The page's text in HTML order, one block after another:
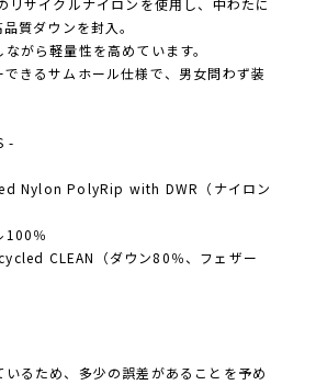
リサイクルナイロンを使用し、中わたに
質ダウンを封入。
がら軽量性を高めています。
きるサムホール仕様で、男女問わず装
-
Nylon PolyRip with DWR（ナイロン
100％
CLEAN（ダウン80％、フェザー
いるため、多少の誤差があることを予め